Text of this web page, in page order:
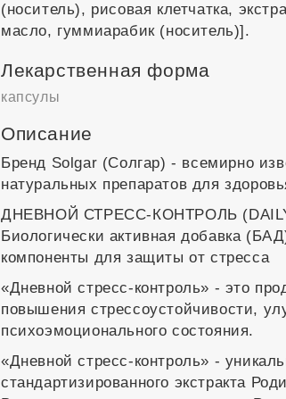
(носитель), рисовая клетчатка,
масло, гуммиарабик (носитель)].
Лекарственная форма
капсулы
Описание
Бренд Solgar (Солгар) - всемирно
натуральных препаратов для
ДНЕВНОЙ СТРЕСС-КОНТРОЛЬ (DAILY
Биологически активная добавка
компоненты для защиты от стресса
«Дневной стресс-контроль» - это
повышения стрессоустойчивости,
психоэмоционального состояния.
«Дневной стресс-контроль» -
стандартизированного экстракта